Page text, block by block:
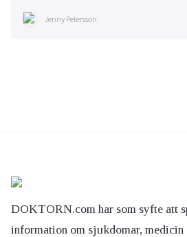
Jenny Petersson
DOKTORN.com har som syfte att
information om sjukdomar,